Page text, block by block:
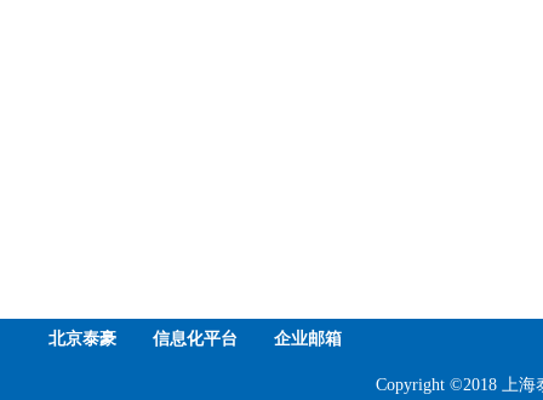
Copyright ©2018 上
北京泰豪 信息化平台 企业邮箱